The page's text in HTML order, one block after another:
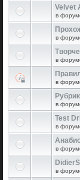
Velvet
в
в
в
в
в
Test
в
в
в